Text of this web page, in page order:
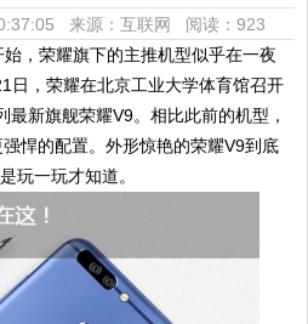
来源：互联网 阅读：923
始，荣耀旗下的主推机型似乎在一夜
日，荣耀在北京工业大学体育馆召开
最新旗舰荣耀V9。相比此前的机型，
悍的配置。外形惊艳的荣耀V9到底
玩一玩才知道。